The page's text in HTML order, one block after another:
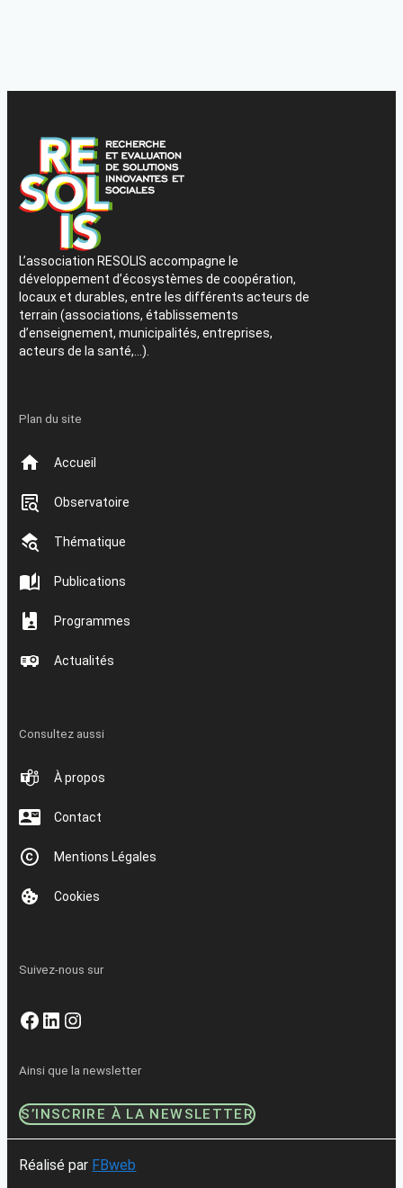
L’association RESOLIS accompagne le
développement d’écosystèmes de coopération,
locaux et durables, entre les différents acteurs de
terrain (associations, établissements
d’enseignement, municipalités, entreprises,
acteurs de la santé,…).
Plan du site
Accueil
Observatoire
Thématique
Publications
Programmes
Actualités
Consultez aussi
À propos
Contact
Mentions Légales
Cookies
Suivez-nous sur
Facebook
LinkedIn
Instagram
Ainsi que la newsletter
S’INSCRIRE À LA NEWSLETTER
Réalisé par FBweb